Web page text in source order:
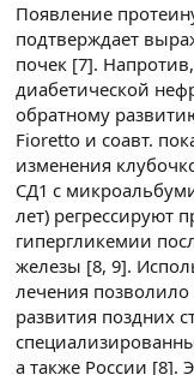
Появление
подтверждает
почек [7].
диабетической
обратному
Fioretto и соавт.
изменения
СД1 с
лет) регрессируют
гипергликемии
железы [8, 9].
лечения позволило
развития поздних
а также России [8].